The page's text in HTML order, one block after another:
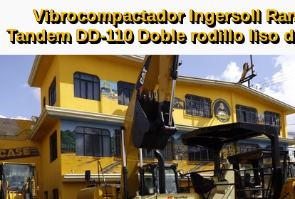
Vibrocompactador Ingersoll
Tandem DD-110 Doble rodillo liso